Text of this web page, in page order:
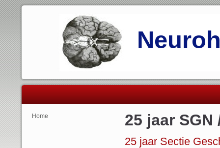
Home 25 jaar SGN
25 jaar Sectie